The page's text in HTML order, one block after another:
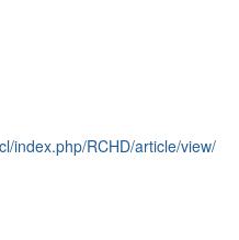
index.php/RCHD/article/view/